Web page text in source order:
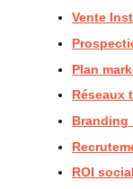
Vente
Plan
Réseaux
Branding
ROI